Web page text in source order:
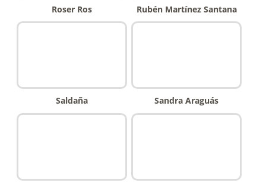
Roser Ros Rubén Martínez Santana
Saldaña Sandra Araguás